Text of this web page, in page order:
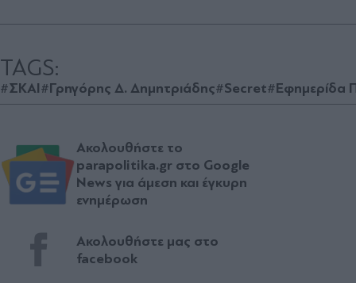
TAGS:
#ΣΚΑΙ#Γρηγόρης Δ. Δημητριάδης#Secret#Εφημερίδα
Ακολουθήστε το
parapolitika.gr στο Google
News για άμεση και έγκυρη
ενημέρωση
Ακολουθήστε μας στο
facebook